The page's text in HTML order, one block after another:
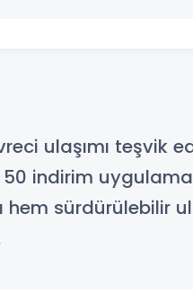
ulaşımı teşvik
indirim
sürdürülebilir